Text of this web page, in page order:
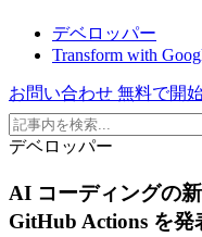
デベロッパー
Transform with
お問い合わせ 無料で開
デベロッパー
AI コーディングの
GitHub Actions を発